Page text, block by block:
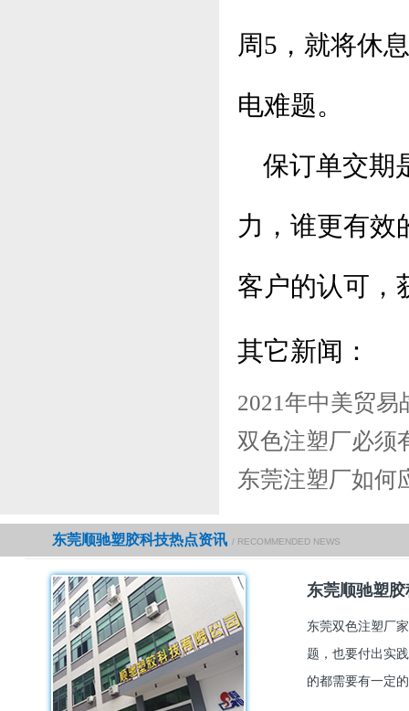
周5，就将休
电难题。
保订单交期
力，谁更有效
客户的认可，
其它新闻：
2021年中美贸
双色注塑厂必须
东莞注塑厂如何
东莞顺驰塑胶科技热点资讯 / RECOMMENDED NEWS
东莞顺驰塑
东莞双色注塑厂
题，也要付出实
的都需要有一定